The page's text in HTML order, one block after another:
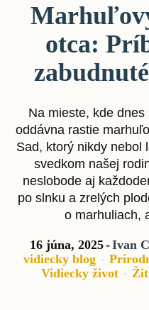
otca:
Na mieste, kde
oddávna rastie
Sad, ktorý nikdy nebol
svedkom našej
neslobode aj
po slnku a zrelých
o marhuliach,
16 júna, 2025 Ivan
vidiecky blog
Vidiecky život